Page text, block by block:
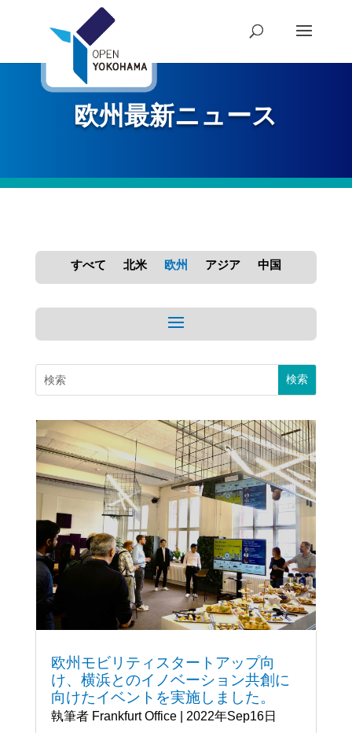
欧州最新ニュース
すべて 北米 欧州 アジア 中国
欧州モビリティスタートアップ向
け、横浜とのイノベーション共創に
向けたイベントを実施しました。
執筆者 Frankfurt Office| 2022年Sep16日